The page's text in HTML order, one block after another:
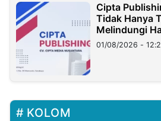
Cipta
Tidak Hanya
Melindungi
01/08/2026 -
KOLOM